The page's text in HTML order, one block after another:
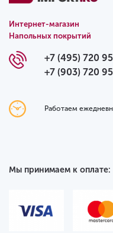
Интернет-магазин
Напольных покрытий
+7 (495) 720
+7 (903) 720
Работаем
Мы принимаем к оплате: